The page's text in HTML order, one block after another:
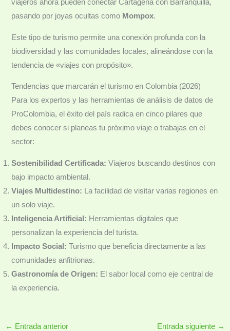
viajeros ahora pueden conectar Cartagena con Barranquilla,
pasando por joyas ocultas como Mompox.
Este tipo de turismo permite una conexión profunda con la
biodiversidad y las comunidades locales, alineándose con la
tendencia de «viajes con propósito».
Tendencias que marcarán el turismo en Colombia (2026)
Para los expertos y las herramientas de análisis de datos de
ProColombia, el éxito del país radica en cinco pilares que
debes conocer si planeas tu próximo viaje o trabajas en el
sector:
Sostenibilidad Certificada: Viajeros buscando destinos con
bajo impacto ambiental.
Viajes Multidestino: La facilidad de visitar varias regiones en
un solo viaje.
Inteligencia Artificial: Herramientas digitales que
personalizan la experiencia del turista.
Impacto Social: Turismo que beneficia directamente a las
comunidades anfitrionas.
Gastronomía de Origen: El sabor local como eje central de
la experiencia.
← Entrada anterior Entrada siguiente →